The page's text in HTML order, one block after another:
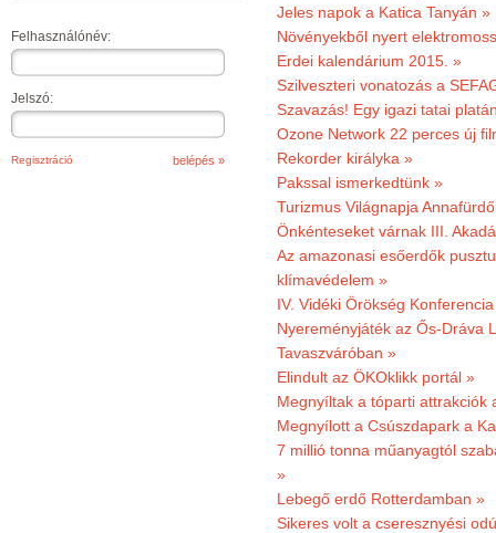
Felhasználónév:
Jelszó:
Regisztráció
Jeles napok a Katica Tanyán »
Növényekből nyert
Erdei kalendárium 2015. »
Szilveszteri vonatozás a
Szavazás! Egy igazi tatai
Ozone Network 22 perces új
Rekorder királyka »
Pakssal ismerkedtünk »
Turizmus Világnapja
Önkénteseket várnak III.
Az amazonasi esőerdők
klímavédelem »
IV. Vidéki Örökség
Nyereményjáték az Ős-Dráva
Tavaszváróban »
Elindult az ÖKOklikk portál »
Megnyíltak a tóparti attrakciók
Megnyílott a Csúszdapark a
7 millió tonna műanyagtól
»
Lebegő erdő Rotterdamban »
Sikeres volt a cseresznyési